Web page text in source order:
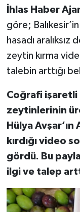
İhlas Haber
göre;
hasadı aralıksız
zeytin kırma
talebin arttığı
Coğrafi işaretli
zeytinlerinin
Hülya
kırdığı video
gördü. Bu
ilgi ve talep